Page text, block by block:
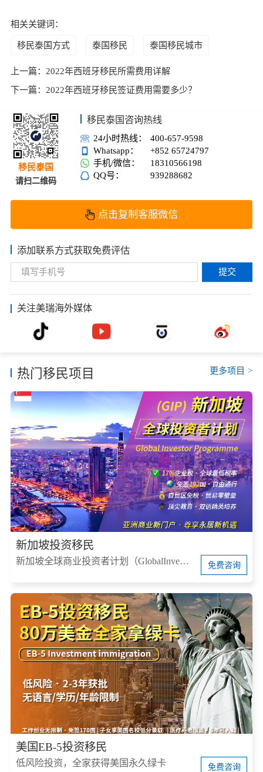
相关关键词：
移民泰国方式 泰国移民 泰国移民城市
上一篇： 2022年西班牙移民所需费用详解
下一篇： 2022年西班牙移民签证费用需要多少？
移民泰国
请扫二维码
移民泰国咨询热线
24小时热线：
400-657-9598
Whatsapp：
+852 65724797
手机/微信：
18310566198
QQ号：
939288682
点击复制客服微信
添加联系方式获取免费评估
提交
关注美瑞海外媒体
热门移民项目 更多项目 >
新加坡投资移民
新加坡全球商业投资者计划（GlobalInvestorProgram，简称GIP） 免费咨询
美国EB-5投资移民
低风险投资，全家获得美国永久绿卡 免费咨询